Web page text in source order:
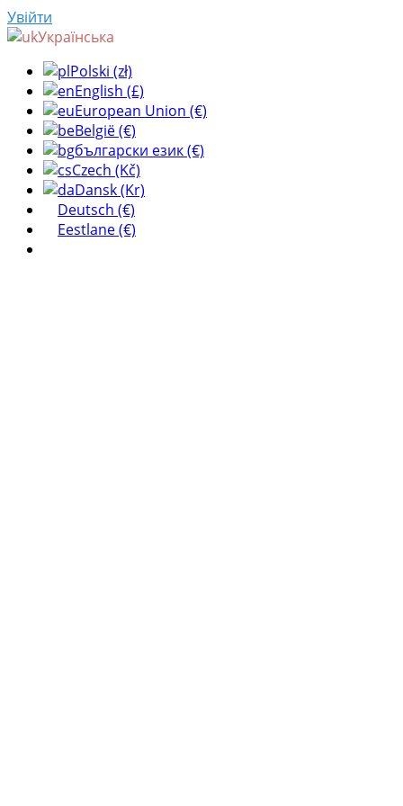
Увійти
Українська
Polski (zł)
English (£)
European Union (€)
België (€)
български език (€)
Czech (Kč)
Dansk (Kr)
Deutsch (€)
Eestlane (€)